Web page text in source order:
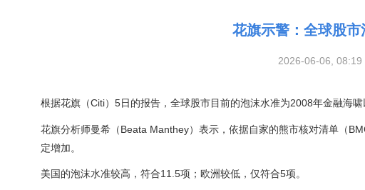
花旗示警：全球股
2026-06-06,
根据花旗（Citi）5日的报告，全球股市目前的泡沫水准为2008年金融海啸
花旗分析师曼希（Beata Manthey）表示，依据自家的熊市核对清单（
定增加。
美国的泡沫水准较高，符合11.5项；欧洲较低，仅符合5项。